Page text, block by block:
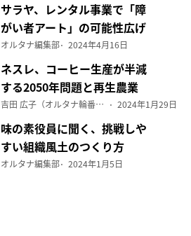
サラヤ、レンタル事業で「障
がい者アート」の可能性広げ
る
オルタナ編集部 2024年4月16日
ネスレ、コーヒー生産が半減
する2050年問題と再生農業
（前編）
吉田 広子（オルタナ輪番編集長） 2024年1月29日
味の素役員に聞く、挑戦しや
すい組織風土のつくり方
オルタナ編集部 2024年1月5日